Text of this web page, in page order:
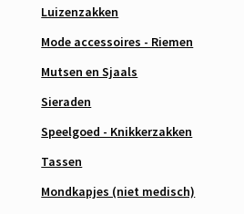
Luizenzakken
Mode accessoires - Riemen
Mutsen en Sjaals
Sieraden
Speelgoed - Knikkerzakken
Tassen
Mondkapjes (niet medisch)